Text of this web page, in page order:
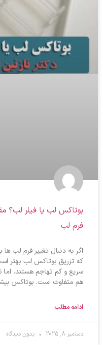
بوتاکس لب یا فیلر لب؟
فرم لب
اگر به دنبال تغییر فرم لب
که تزریق بوتاکس لب بهتر
سریع و کم تهاجم هستند، اما
هم متفاوت است. بوتاکس
ادامه مطلب
دسامبر 8, 2025 بدون دیدگاه